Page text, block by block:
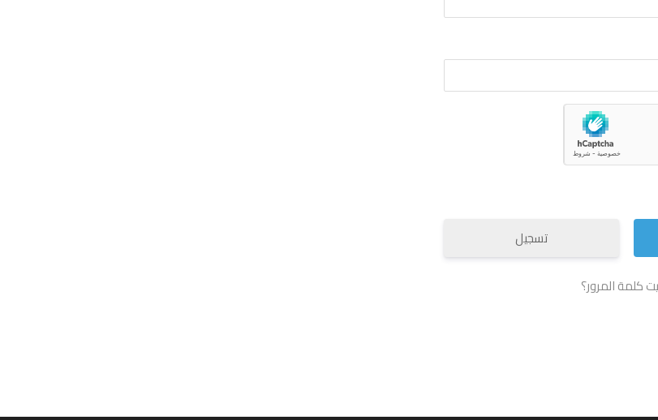
تسجيل
كلمة المرور؟